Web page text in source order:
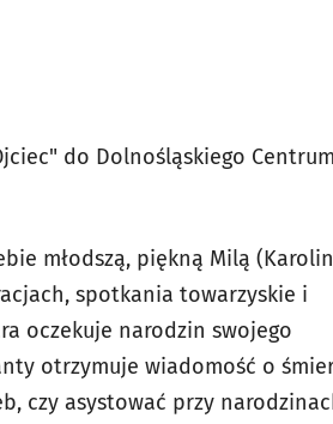
do Dolnośląskiego Centrum
młodszą, piękną Milą
spotkania towarzyskie i
oczekuje narodzin swojego
otrzymuje wiadomość o
czy asystować przy